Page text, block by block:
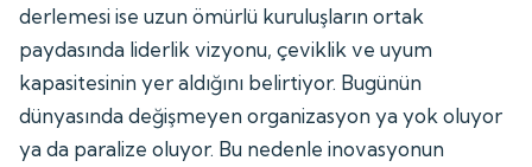
derlemesi ise uzun ömürlü kuruluşların ortak
paydasında liderlik vizyonu, çeviklik ve uyum
kapasitesinin yer aldığını belirtiyor. Bugünün
dünyasında değişmeyen organizasyon ya yok oluyor
ya da paralize oluyor. Bu nedenle inovasyonun